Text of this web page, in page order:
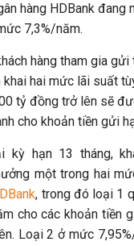
hàng HDBank đang
7,3%/năm.
hàng tham gia
khai hai mức lãi suất
tỷ đồng trở lên sẽ
cho khoản tiền gửi
kỳ hạn 13 tháng,
một trong hai
, trong đó loại 1
cho các khoản tiền
Loại 2 ở mức